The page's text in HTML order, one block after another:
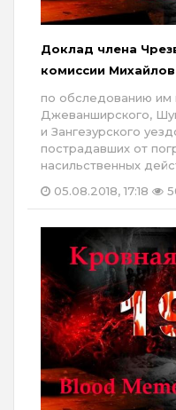
Доклад члена
комиссии
по обследованию им
Джеванширского,
и Зангезурского
пострадавших от
насильственных
05.08.2018, 17:18